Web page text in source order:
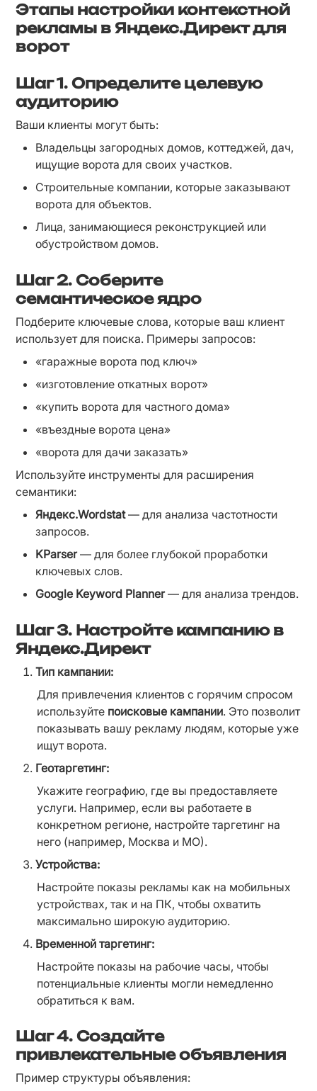
Этапы настройки контекстной
рекламы в Яндекс.Директ для
ворот
Шаг 1. Определите целевую
аудиторию
Ваши клиенты могут быть:
Владельцы загородных домов, коттеджей, дач,
ищущие ворота для своих участков.
Строительные компании, которые заказывают
ворота для объектов.
Лица, занимающиеся реконструкцией или
обустройством домов.
Шаг 2. Соберите
семантическое ядро
Подберите ключевые слова, которые ваш клиент
использует для поиска. Примеры запросов:
«гаражные ворота под ключ»
«изготовление откатных ворот»
«купить ворота для частного дома»
«въездные ворота цена»
«ворота для дачи заказать»
Используйте инструменты для расширения
семантики:
Яндекс.Wordstat — для анализа частотности
запросов.
KParser — для более глубокой проработки
ключевых слов.
Google Keyword Planner — для анализа трендов.
Шаг 3. Настройте кампанию в
Яндекс.Директ
Тип кампании:
Для привлечения клиентов с горячим спросом
используйте поисковые кампании. Это позволит
показывать вашу рекламу людям, которые уже
ищут ворота.
Геотаргетинг:
Укажите географию, где вы предоставляете
услуги. Например, если вы работаете в
конкретном регионе, настройте таргетинг на
него (например, Москва и МО).
Устройства:
Настройте показы рекламы как на мобильных
устройствах, так и на ПК, чтобы охватить
максимально широкую аудиторию.
Временной таргетинг:
Настройте показы на рабочие часы, чтобы
потенциальные клиенты могли немедленно
обратиться к вам.
Шаг 4. Создайте
привлекательные объявления
Пример структуры объявления: